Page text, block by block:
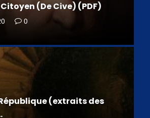
Citoyen (De Cive) (PDF)
0
(extraits des